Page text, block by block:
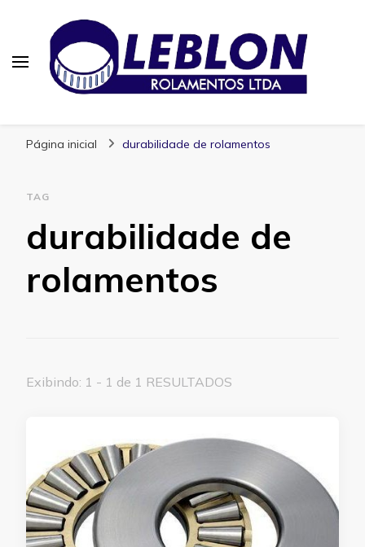
Página inicial durabilidade de rolamentos
TAG
durabilidade de
rolamentos
Exibindo: 1 - 1 de 1 RESULTADOS